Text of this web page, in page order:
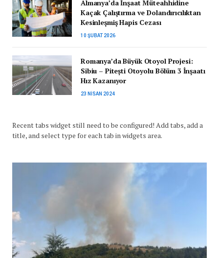
Almanya’da İnşaat Müteahhidine
Kaçak Çalıştırma ve Dolandırıcılıktan
Kesinleşmiş Hapis Cezası
10 ŞUBAT 2026
Romanya’da Büyük Otoyol Projesi:
Sibiu – Pitești Otoyolu Bölüm 3 İnşaatı
Hız Kazanıyor
23 NISAN 2024
Recent tabs widget still need to be configured! Add tabs, add a
title, and select type for each tab in widgets area.